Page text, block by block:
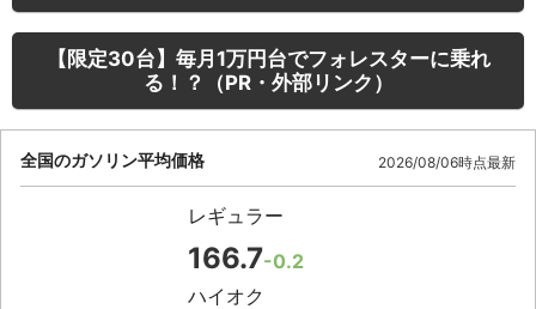
【限定30台】毎月1万円台でフォレスターに乗れ
る！？（PR・外部リンク）
全国のガソリン平均価格 2026/08/06時点最新
レギュラー
166.7-0.2
ハイオク